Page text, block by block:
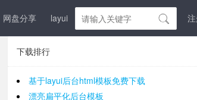
网盘分享 layui 登入
下载排行
基于layui后台html模板免费下载
漂亮扁平化后台模板